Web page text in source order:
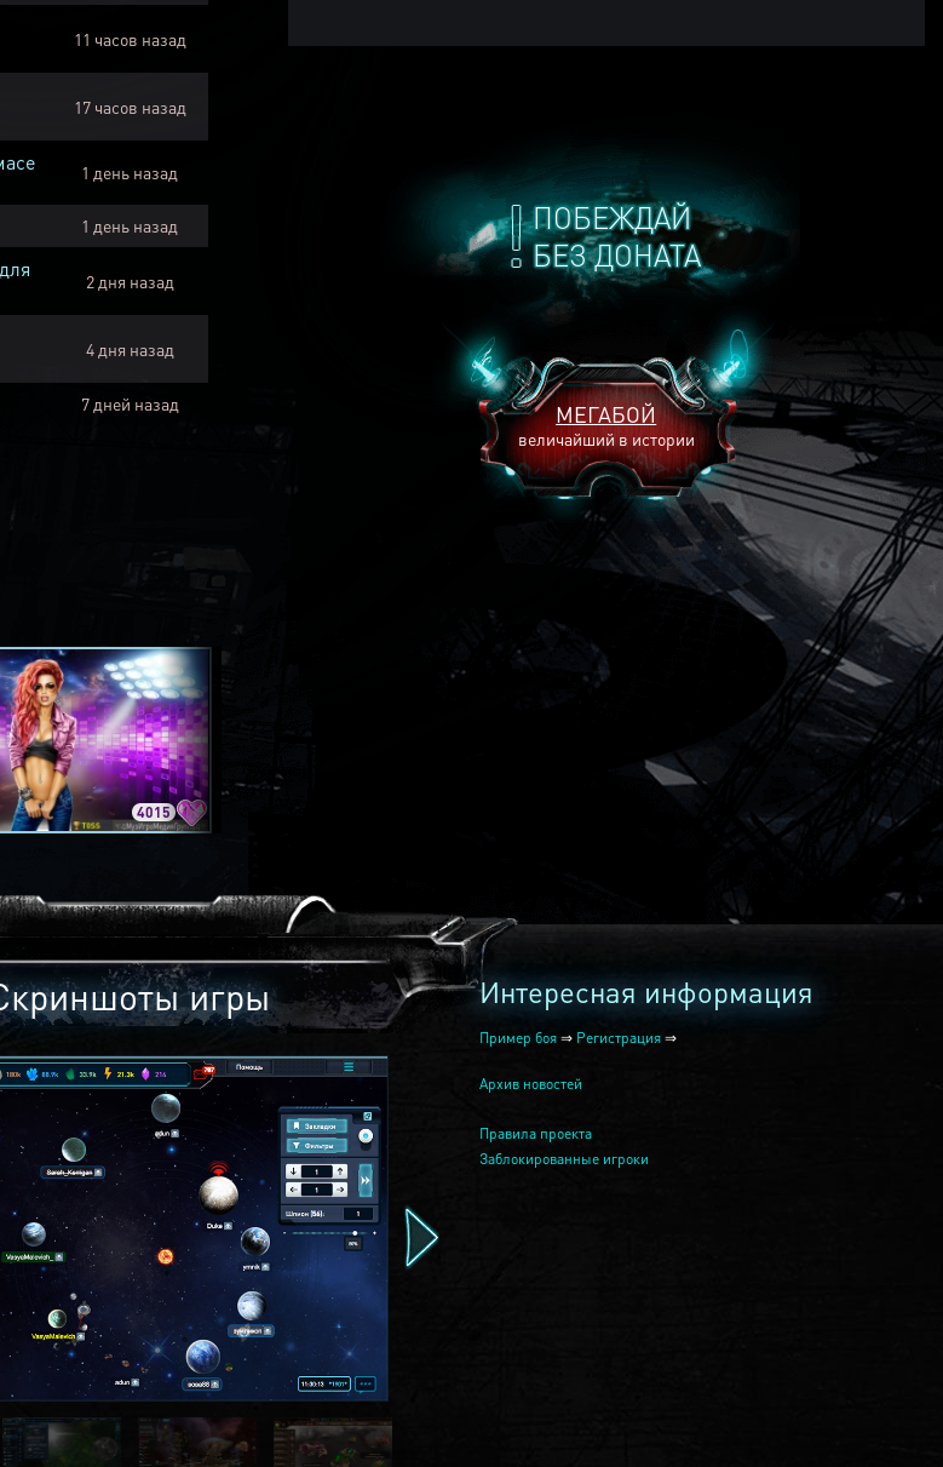
ПОБЕЖДАЙ
БЕЗ ДОНАТА
МЕГАБОЙ
величайший в истории
11 часов назад
17 часов назад
1 день назад
1 день назад
2 дня назад
4 дня назад
7 дней назад
4015 2240
игры Интересная информация
Пример боя ⇒ Регистрация ⇒
Архив новостей
Правила проекта
Заблокированные игроки